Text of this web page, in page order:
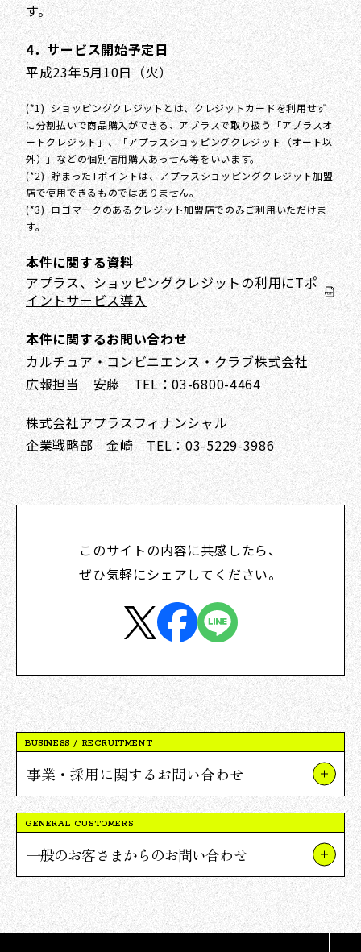
す。
4．サービス開始予定日
平成23年5月10日（火）
(*1) ショッピングクレジットとは、クレジットカードを利用せず
に分割払いで商品購入ができる、アプラスで取り扱う「アプラスオ
ートクレジット」、「アプラスショッピングクレジット（オート以
外）」などの個別信用購入あっせん等をいいます。
(*2) 貯まったTポイントは、アプラスショッピングクレジット加盟
店で使用できるものではありません。
(*3) ロゴマークのあるクレジット加盟店でのみご利用いただけま
す。
本件に関する資料
アプラス、ショッピングクレジットの利用にTポ
イントサービス導入
本件に関するお問い合わせ
カルチュア・コンビニエンス・クラブ株式会社
広報担当 安藤 TEL：03-6800-4464
株式会社アプラスフィナンシャル
企業戦略部 金崎 TEL：03-5229-3986
このサイトの内容に共感したら、
ぜひ気軽にシェアしてください。
BUSINESS / RECRUITMENT
事業・採用に関するお問い合わせ
事業やプロジェクトについて
報道関連・ご取材等について
その他のお問い合わせ
GENERAL CUSTOMERS
一般のお客さまからのお問い合わせ
TSUTAYAについて
蔦屋書店について